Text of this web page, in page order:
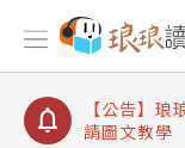
【公告】琅
【公告】琅
【公告】
請圖文教學